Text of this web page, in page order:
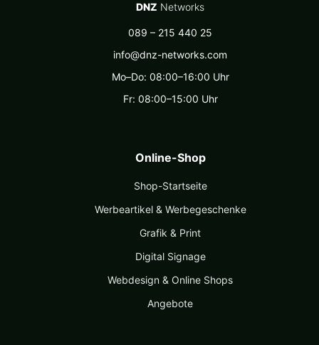
DNZ Networks
089 – 215 440 25
info@dnz-networks.com
Mo–Do: 08:00–16:00 Uhr
Fr: 08:00–15:00 Uhr
Online-Shop
Shop-Startseite
Werbeartikel & Werbegeschenke
Grafik & Print
Digital Signage
Webdesign & Online Shops
Angebote